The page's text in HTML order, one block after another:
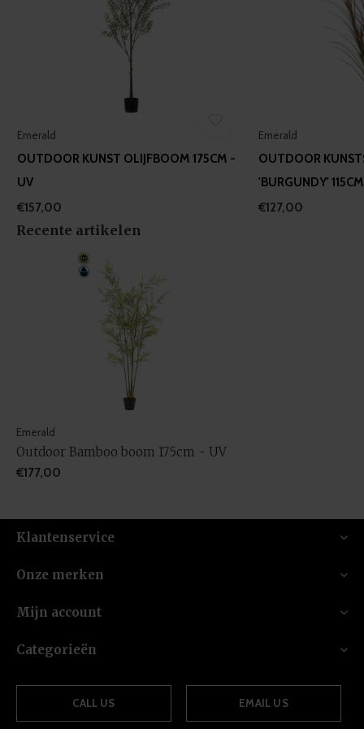
Emerald
OUTDOOR KUNST OLIJFBOOM 175CM -
UV
€157,00
Emerald
OUTDOOR
'BURGUNDY'
€127,00
Recente artikelen
Emerald
Outdoor Bamboo boom 175cm - UV
€177,00
Klantenservice
Onze merken
Mijn account
Categorieën
CALL US EMAIL US